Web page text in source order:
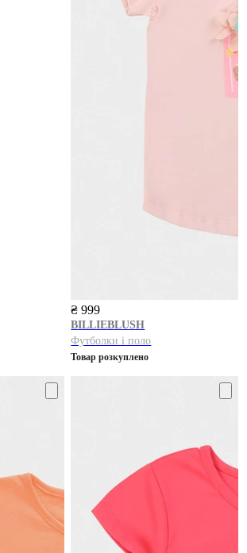
₴ 999
BILLIEBLUSH
Футболки і поло
Товар розкуплено